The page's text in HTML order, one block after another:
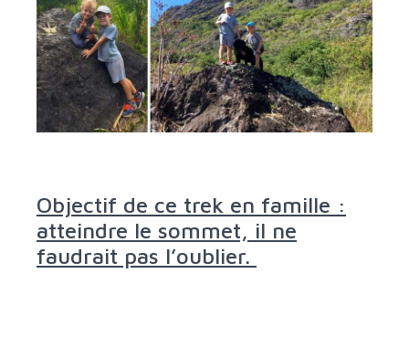
Objectif de ce trek en famille :
atteindre le sommet, il ne
faudrait pas l’oublier.